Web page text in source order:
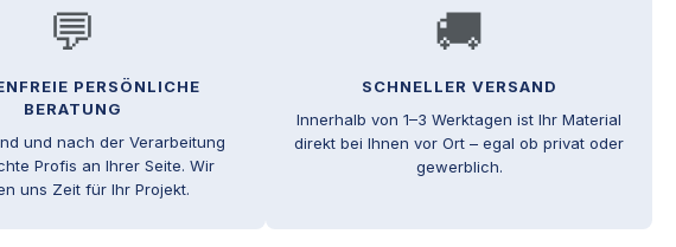
💬
PERSÖNLICHE
BERATUNG
und nach der Verarbeitung
Profis an Ihrer Seite. Wir
uns Zeit für Ihr Projekt.
🚚
SCHNELLER VERSAND
Innerhalb von 1–3 Werktagen ist Ihr Material
direkt bei Ihnen vor Ort – egal ob privat oder
gewerblich.